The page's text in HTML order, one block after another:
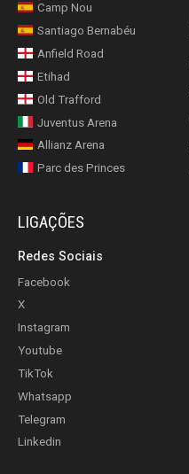
Camp Nou
Santiago Bernabéu
Anfield Road
Etihad
Old Trafford
Juventus Arena
Allianz Arena
Parc des Princes
LIGAÇÕES
Redes Sociais
Facebook
X
Instagram
Youtube
TikTok
Whatsapp
Telegram
Linkedin